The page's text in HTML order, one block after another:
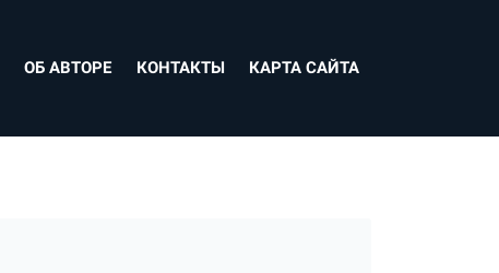
ОБ АВТОРЕ КОНТАКТЫ КАРТА САЙТА